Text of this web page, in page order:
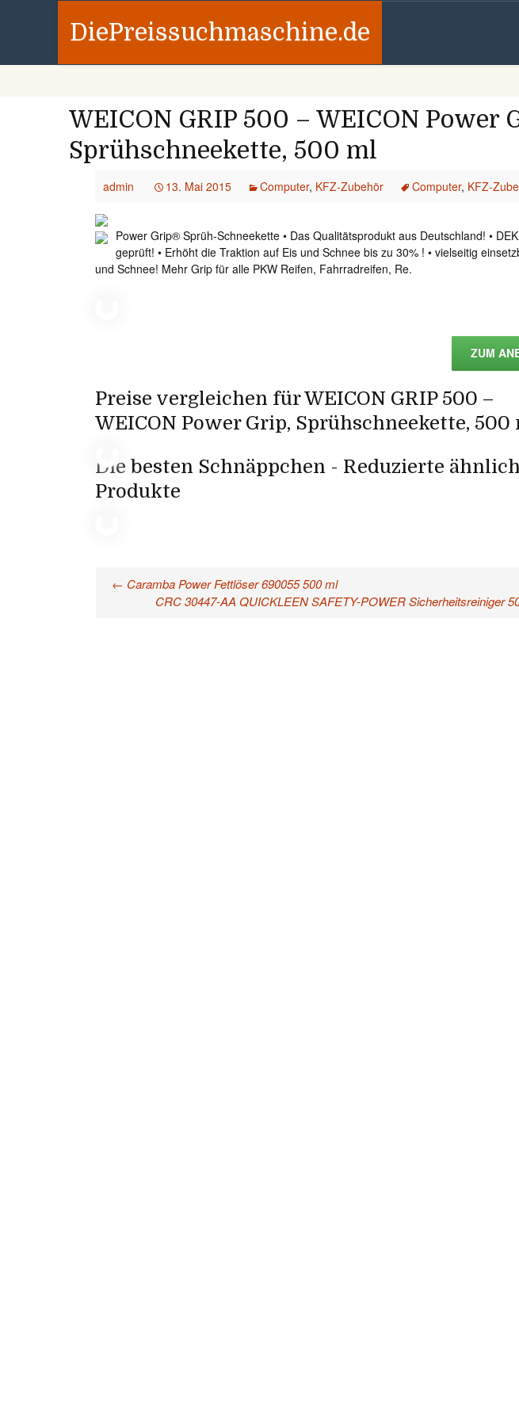
DiePreissuchmaschine.de
WEICON GRIP 500 – WEICON Power
Sprühschneekette, 500 ml
admin 13. Mai 2015 Computer, KFZ-Zubehör Computer, KFZ-
Power Grip® Sprüh-Schneekette • Das Qualitätsprodukt aus Deutschland! •
geprüft! • Erhöht die Traktion auf Eis und Schnee bis zu 30% ! • vielseitig
und Schnee! Mehr Grip für alle PKW Reifen, Fahrradreifen, Re.
ZUM
Preise vergleichen für WEICON GRIP 500 –
WEICON Power Grip, Sprühschneekette, 500
Die besten Schnäppchen - Reduzierte
Produkte
Beitragsnavigation
← Caramba Power Fettlöser 690055 500 ml
CRC 30447-AA QUICKLEEN SAFETY-POWER Sicherheitsreiniger